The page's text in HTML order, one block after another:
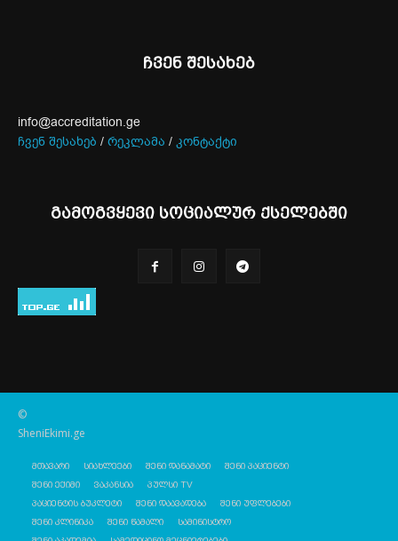
ჩვენ შესახებ
info@accreditation.ge
ჩვენ შესახებ / რეკლამა / კონტაქტი
გამოგვყევი სოციალურ ქსელებში
©
SheniEkimi.ge
მთავარი სიახლეები შენი დანამატი
შენი პაციენტი
შენი ექიმი
ვაკანსია
პულსი TV
პაციენტის ბუკლეტი
შენი დაავადება
შენი უფლებები
შენი კლინიკა
შენი წამალი
სამინისტრო